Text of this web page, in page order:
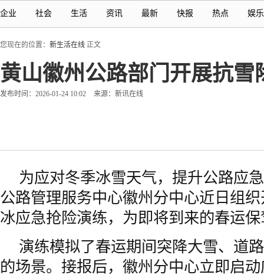
企业 社会 生活 资讯 最新 快报 热点 娱乐
您现在的位置： 新生活在线 正文
黄山徽州公路部门开展抗
发布时间：2026-01-24 10:02 来源：新讯在线
为应对冬季冰雪天气，提升公路应
公路管理服务中心徽州分中心近日组
冰应急抢险演练，为即将到来的春运
演练模拟了春运期间突降大雪、道
的场景。接报后，徽州分中心立即启